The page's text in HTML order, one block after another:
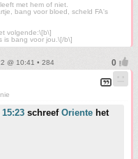
met hem of niet.
bang voor bloed, scheld FA's
volgende:\[b\]
is bang voor jou.\[/b\]
@ 10:41 • 284
schreef Oriente het